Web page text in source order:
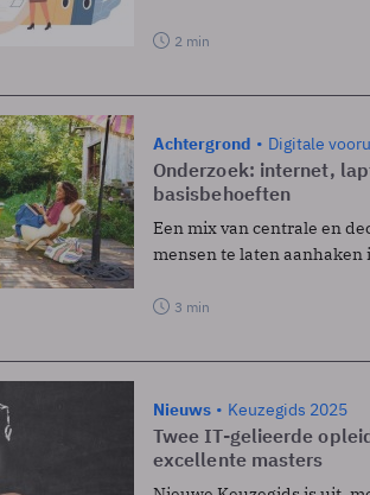
2 min
Achtergrond Digitale
Onderzoek: internet,
basisbehoeften
Een mix van centrale en
mensen te laten
3 min
Nieuws Keuzegids 2025
Twee IT-gelieerde
excellente masters